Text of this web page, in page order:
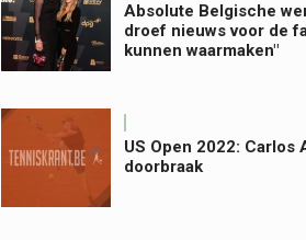
Absolute Belgische
droef nieuws voor de
kunnen waarmaken"
US Open 2022:
doorbraak